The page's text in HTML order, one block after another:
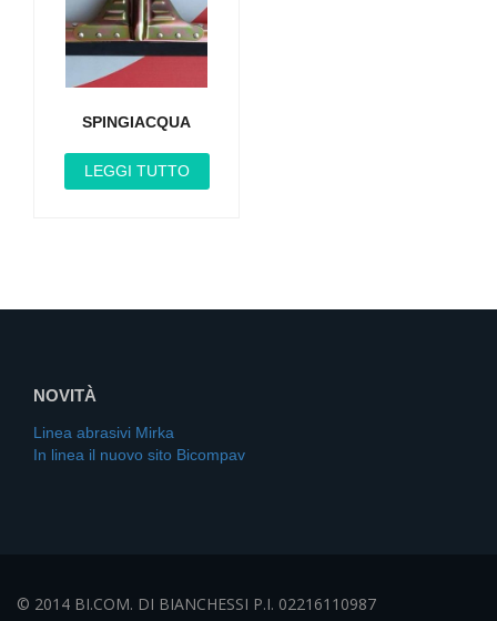
SPINGIACQUA
LEGGI TUTTO
NOVITÀ
Linea abrasivi Mirka
In linea il nuovo sito Bicompav
© 2014 BI.COM. DI BIANCHESSI P.I. 02216110987